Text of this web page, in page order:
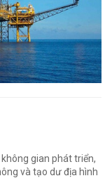
gian phát triển,
và tạo dư địa hình